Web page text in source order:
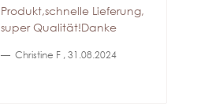
Produkt,schnelle Lieferung,
super Qualität!Danke
Christine F , 31.08.2024